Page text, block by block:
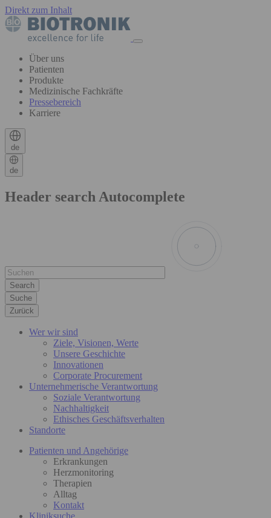
Direkt zum Inhalt
Über uns
Patienten
Produkte
Medizinische Fachkräfte
Pressebereich
Karriere
de
de
Header search Autocomplete
Suche
Zurück
Wer wir sind
Ziele, Visionen, Werte
Unsere Geschichte
Innovationen
Corporate Procurement
Unternehmerische Verantwortung
Soziale Verantwortung
Nachhaltigkeit
Ethisches Geschäftsverhalten
Standorte
Patienten und Angehörige
Erkrankungen
Herzmonitoring
Therapien
Alltag
Kontakt
Kliniksuche